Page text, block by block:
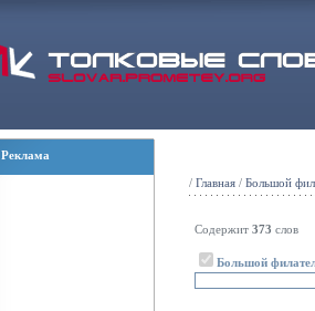
Реклама
/ Главная / Большой
Содержит 373 слов
Большой